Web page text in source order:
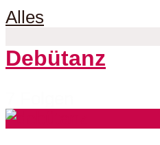
Alles
Debütanz